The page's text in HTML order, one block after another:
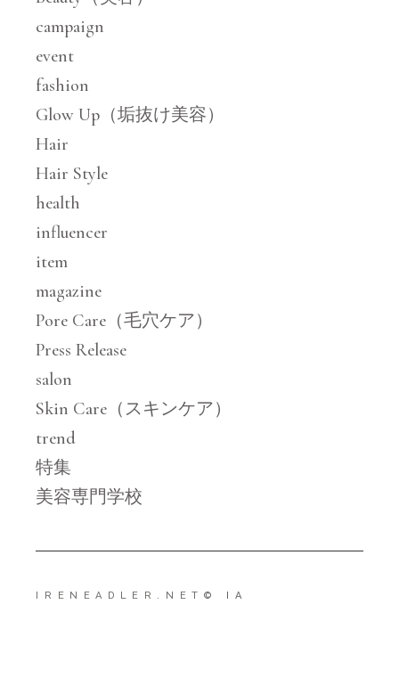
campaign
event
fashion
Glow Up（垢抜け美容）
Hair
Hair Style
health
influencer
item
magazine
Pore Care（毛穴ケア）
Press Release
salon
Skin Care（スキンケア）
trend
特集
美容専門学校
IRENEADLER.NET © IA